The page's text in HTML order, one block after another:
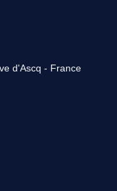
d'Ascq - France